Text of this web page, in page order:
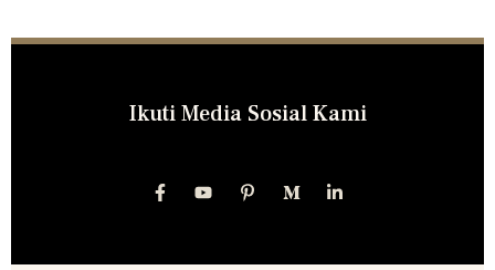
Ikuti Media Sosial Kami